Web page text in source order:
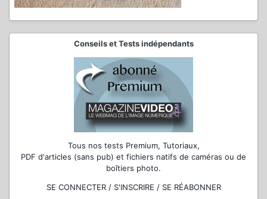
Conseils et Tests indépendants
Tous nos tests Premium, Tutoriaux,
PDF d'articles (sans pub) et fichiers natifs de caméras ou de
boîtiers photo.
SE CONNECTER / S'INSCRIRE / SE RÉABONNER